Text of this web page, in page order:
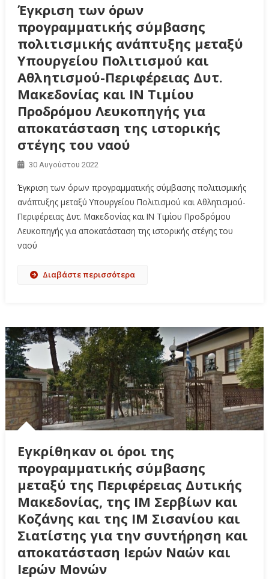
Έγκριση των όρων
προγραμματικής σύμβασης
πολιτισμικής ανάπτυξης μεταξύ
Υπουργείου Πολιτισμού και
Αθλητισμού-Περιφέρειας Δυτ.
Μακεδονίας και ΙΝ Τιμίου
Προδρόμου Λευκοπηγής για
αποκατάσταση της ιστορικής
στέγης του ναού
30 Αυγούστου 2022
Έγκριση των όρων προγραμματικής σύμβασης πολιτισμικής
ανάπτυξης μεταξύ Υπουργείου Πολιτισμού και Αθλητισμού-
Περιφέρειας Δυτ. Μακεδονίας και ΙΝ Τιμίου Προδρόμου
Λευκοπηγής για αποκατάσταση της ιστορικής στέγης του
ναού
Διαβάστε περισσότερα
Εγκρίθηκαν οι όροι της
προγραμματικής σύμβασης
μεταξύ της Περιφέρειας Δυτικής
Μακεδονίας, της ΙΜ Σερβίων και
Κοζάνης και της ΙΜ Σισανίου και
Σιατίστης για την συντήρηση και
αποκατάσταση Ιερών Ναών και
Ιερών Μονών